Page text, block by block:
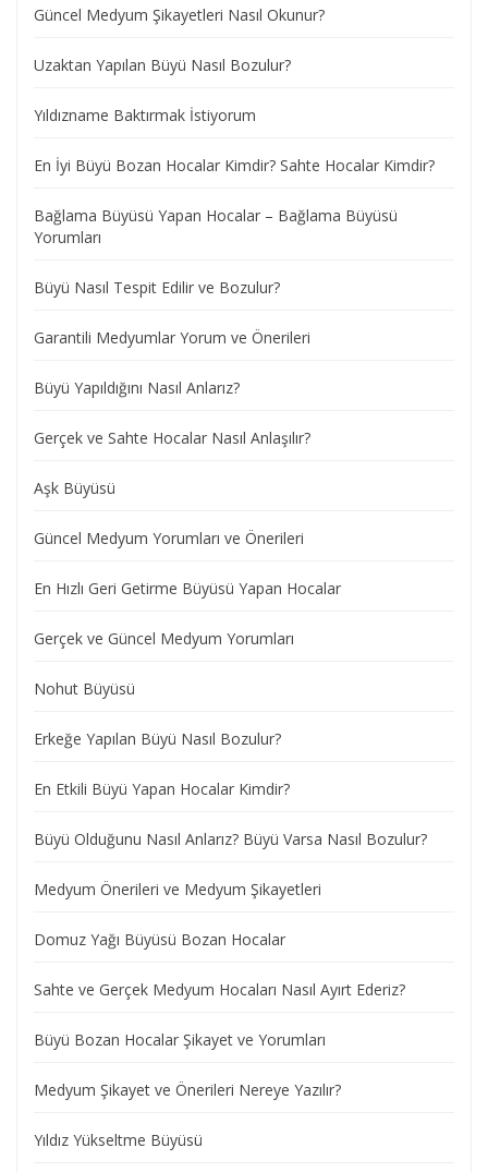
Güncel Medyum Şikayetleri Nasıl Okunur?
Uzaktan Yapılan Büyü Nasıl Bozulur?
Yıldızname Baktırmak İstiyorum
En İyi Büyü Bozan Hocalar Kimdir? Sahte Hocalar Kimdir?
Bağlama Büyüsü Yapan Hocalar – Bağlama Büyüsü
Yorumları
Büyü Nasıl Tespit Edilir ve Bozulur?
Garantili Medyumlar Yorum ve Önerileri
Büyü Yapıldığını Nasıl Anlarız?
Gerçek ve Sahte Hocalar Nasıl Anlaşılır?
Aşk Büyüsü
Güncel Medyum Yorumları ve Önerileri
En Hızlı Geri Getirme Büyüsü Yapan Hocalar
Gerçek ve Güncel Medyum Yorumları
Nohut Büyüsü
Erkeğe Yapılan Büyü Nasıl Bozulur?
En Etkili Büyü Yapan Hocalar Kimdir?
Büyü Olduğunu Nasıl Anlarız? Büyü Varsa Nasıl Bozulur?
Medyum Önerileri ve Medyum Şikayetleri
Domuz Yağı Büyüsü Bozan Hocalar
Sahte ve Gerçek Medyum Hocaları Nasıl Ayırt Ederiz?
Büyü Bozan Hocalar Şikayet ve Yorumları
Medyum Şikayet ve Önerileri Nereye Yazılır?
Yıldız Yükseltme Büyüsü